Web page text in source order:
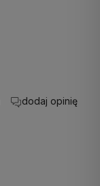
dodaj opinię